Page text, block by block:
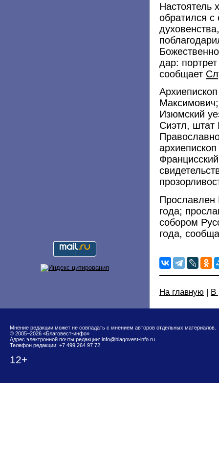
Настоятель
обратился с
дар:
сообщает
Изюмский
Сиэтл,
Прославлен
года;
собором
года,
На главную В
Мнение редакции может не совпадать с мнением авторов отдельных материалов.
© 2005–2026 «Благовест-инфо»
Адрес электронной почты редакции: info@blagovest-info.ru
Телефон редакции: +7 499 264 97 72
12+